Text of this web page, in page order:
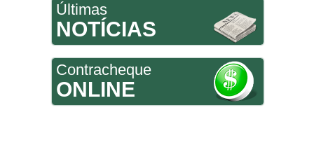
Últimas
NOTÍCIAS
Contracheque
ONLINE